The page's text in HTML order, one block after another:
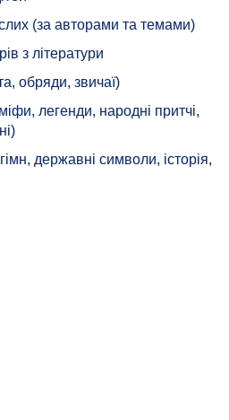
(за авторами та темами)
з літератури
обряди, звичаї)
легенди, народні притчі,
державні символи, історія,